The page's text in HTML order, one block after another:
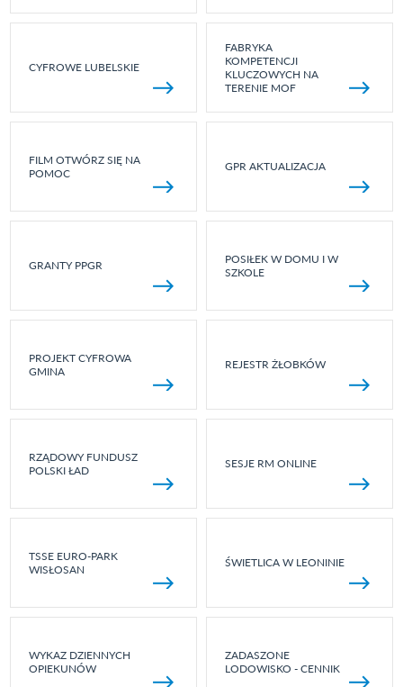
CYFROWE LUBELSKIE
FABRYKA
KOMPETENCJI
KLUCZOWYCH NA
TERENIE MOF
FILM OTWÓRZ SIĘ NA
POMOC
GPR AKTUALIZACJA
GRANTY PPGR
POSIŁEK W DOMU I W
SZKOLE
PROJEKT CYFROWA
GMINA
REJESTR ŻŁOBKÓW
RZĄDOWY FUNDUSZ
POLSKI ŁAD
SESJE RM ONLINE
TSSE EURO-PARK
WISŁOSAN
ŚWIETLICA W LEONINIE
WYKAZ DZIENNYCH
OPIEKUNÓW
ZADASZONE
LODOWISKO - CENNIK